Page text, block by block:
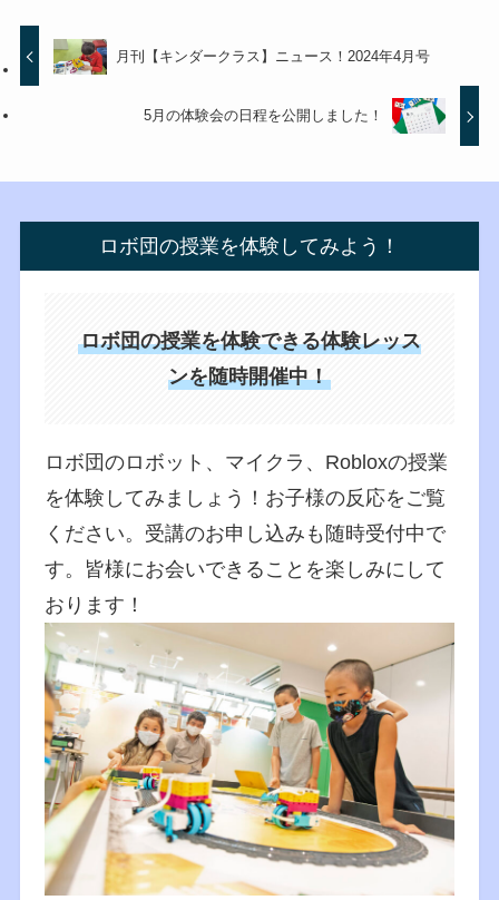
月刊【キンダークラス】ニュース！2024年4月号
5月の体験会の日程を公開しました！
ロボ団の授業を体験してみよう！
ロボ団の授業を体験できる体験レッス
ンを随時開催中！
ロボ団のロボット、マイクラ、Robloxの授業
を体験してみましょう！お子様の反応をご覧
ください。受講のお申し込みも随時受付中で
す。皆様にお会いできることを楽しみにして
おります！